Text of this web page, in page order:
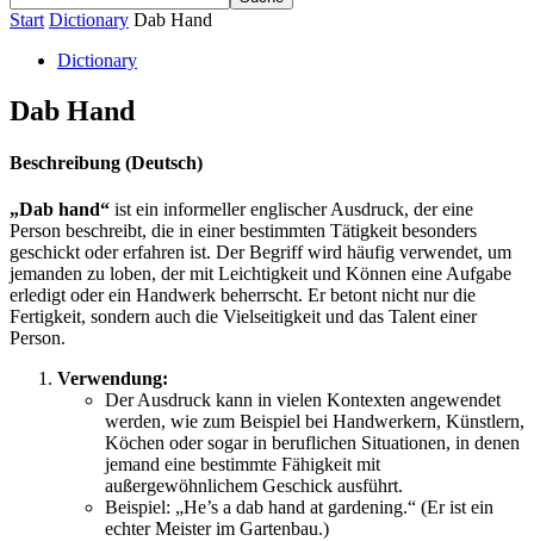
Start Dictionary Dab Hand
Dictionary
Dab Hand
Beschreibung (Deutsch)
„Dab hand“ ist ein informeller englischer Ausdruck, der eine
Person beschreibt, die in einer bestimmten Tätigkeit besonders
geschickt oder erfahren ist. Der Begriff wird häufig verwendet, um
jemanden zu loben, der mit Leichtigkeit und Können eine Aufgabe
erledigt oder ein Handwerk beherrscht. Er betont nicht nur die
Fertigkeit, sondern auch die Vielseitigkeit und das Talent einer
Person.
Verwendung:
Der Ausdruck kann in vielen Kontexten angewendet
werden, wie zum Beispiel bei Handwerkern, Künstlern,
Köchen oder sogar in beruflichen Situationen, in denen
jemand eine bestimmte Fähigkeit mit
außergewöhnlichem Geschick ausführt.
Beispiel: „He’s a dab hand at gardening.“ (Er ist ein
echter Meister im Gartenbau.)